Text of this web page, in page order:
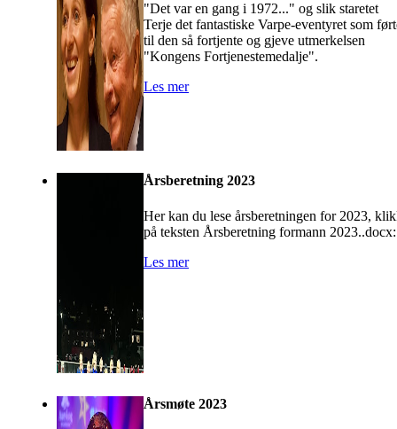
"Det var en gang i 1972..." og slik staretet
Terje det fantastiske Varpe-eventyret som
til den så fortjente og gjeve utmerkelsen
"Kongens Fortjenestemedalje".
Les mer
Årsberetning 2023
Her kan du lese årsberetningen for 2023,
på teksten Årsberetning formann 2023..docx:
Les mer
Årsmøte 2023